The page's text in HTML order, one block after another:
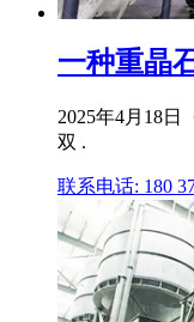
一种重晶
2025年4月18
双 .
联系电话: 180